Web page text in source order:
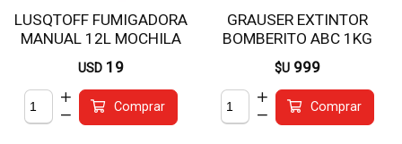
LUSQTOFF FUMIGADORA
MANUAL 12L MOCHILA
F12L-8
USD 19
Comprar
GRAUSER EXTINTOR
BOMBERITO ABC 1KG
LARGO R
$U 999
Comprar